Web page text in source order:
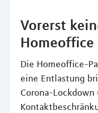
Vorerst
Homeoffice
Die Homeoffice-
eine Entlastung
Corona-